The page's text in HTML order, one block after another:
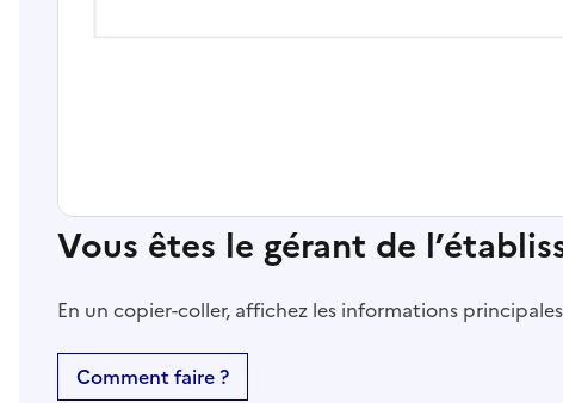
Vous êtes le gérant de
En un copier-coller, affichez les informations
Comment faire ?